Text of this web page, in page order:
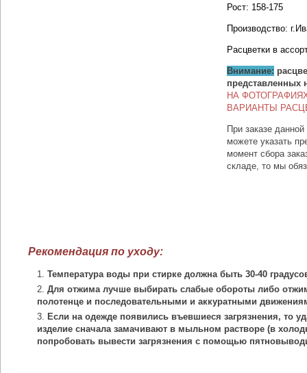
Рост: 158-175
Производство:
Расцветки в
Внимание:
представленных
НА
ВАРИАНТЫ
При заказе
можете указать
момент сбора
складе, то мы
Рекомендация по уходу:
Температура воды при стирке должна быть 30-40
Для отжима лучше выбирать слабые обороты либо
полотенце и последовательными и аккуратными
Если на одежде появились въевшиеся загрязнения, то
изделие сначала замачивают в мыльном растворе (в
попробовать вывести загрязнения с помощью